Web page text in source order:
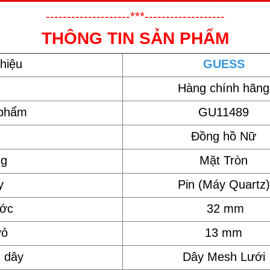
--------------------***-------------------
THÔNG TIN SẢN PHẨM
GUESS
Hàng chính hãng
GU11489
Đồng hồ Nữ
Mặt Tròn
Pin (Máy Quartz)
32 mm
13 mm
dây
Dây Mesh Lưới